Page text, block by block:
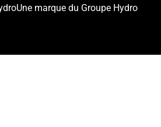
Une marque du Groupe Hydro